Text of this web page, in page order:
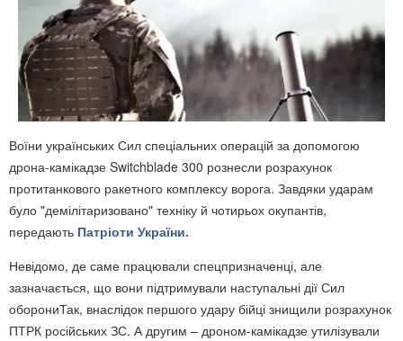
Воїни українських Сил спеціальних операцій за допомогою
дрона-камікадзе Switchblade 300 рознесли розрахунок
протитанкового ракетного комплексу ворога. Завдяки ударам
було "демілітаризовано" техніку й чотирьох окупантів,
передають Патріоти України.
Невідомо, де саме працювали спецпризначенці, але
зазначається, що вони підтримували наступальні дії Сил
оборониТак, внаслідок першого удару бійці знищили розрахунок
ПТРК російських ЗС. А другим – дроном-камікадзе утилізували